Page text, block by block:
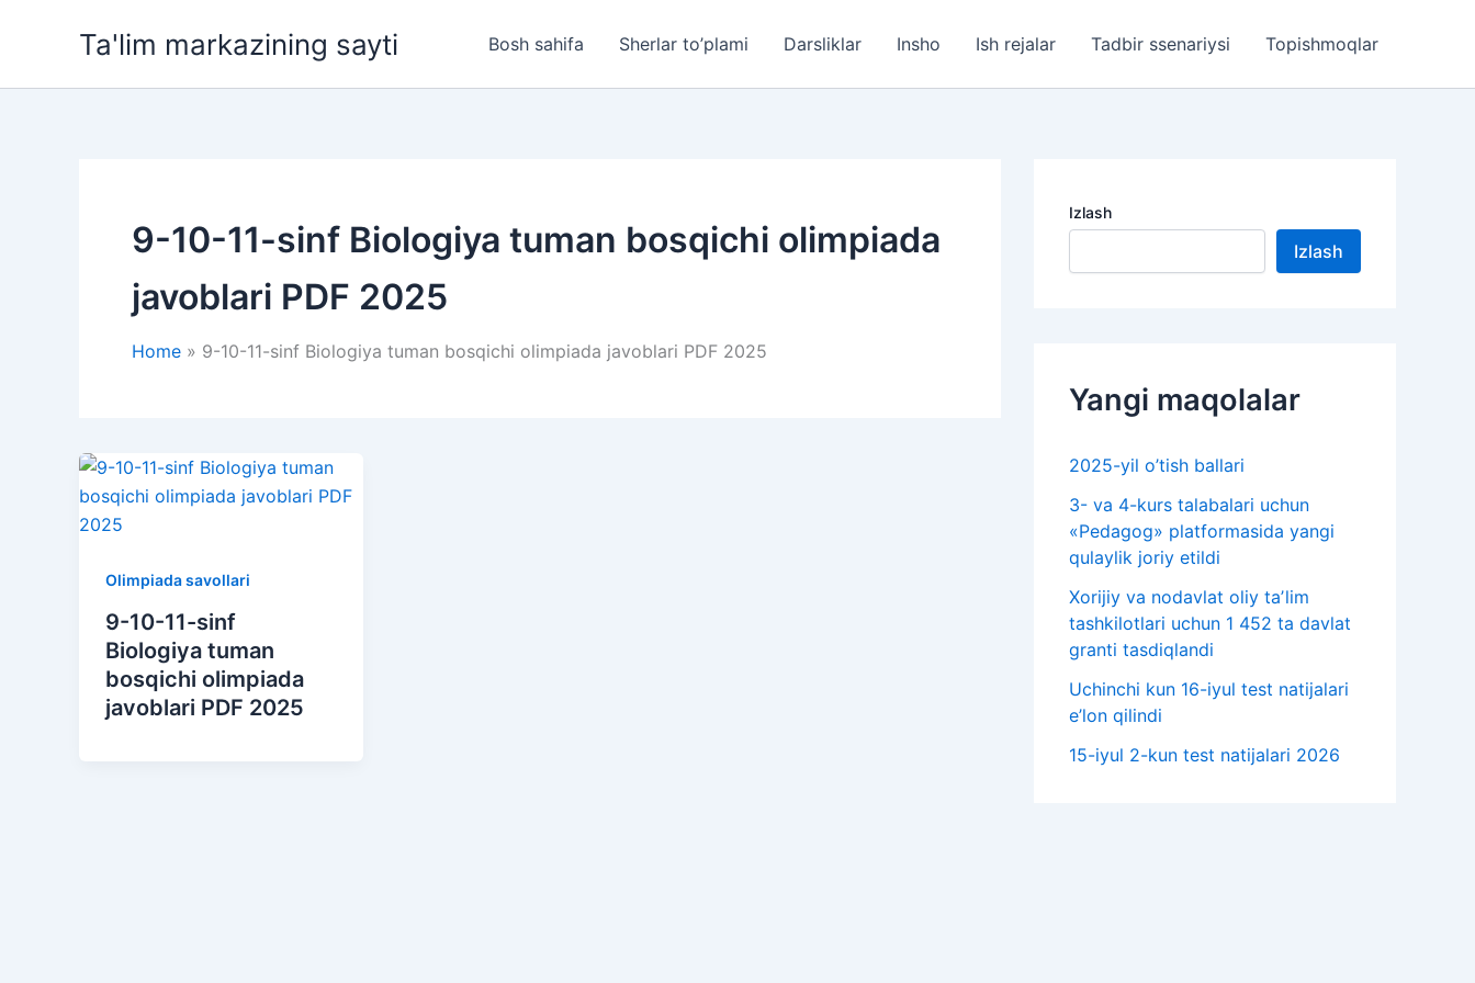
Ta'lim markazining sayti Bosh sahifa Sherlar to’plami Darsliklar Insho Ish rejalar Tadbir ssenariysi Topishmoqlar
9-10-11-sinf Biologiya tuman bosqichi olimpiada
javoblari PDF 2025
Home 9-10-11-sinf Biologiya tuman bosqichi olimpiada javoblari PDF 2025
Olimpiada savollari
9-10-11-sinf
Biologiya tuman
bosqichi olimpiada
javoblari PDF 2025
Izlash
Izlash
Yangi maqolalar
2025-yil o’tish ballari
3- va 4-kurs talabalari uchun
«Pedagog» platformasida yangi
qulaylik joriy etildi
Xorijiy va nodavlat oliy taʼlim
tashkilotlari uchun 1 452 ta davlat
granti tasdiqlandi
Uchinchi kun 16-iyul test natijalari
e’lon qilindi
15-iyul 2-kun test natijalari 2026